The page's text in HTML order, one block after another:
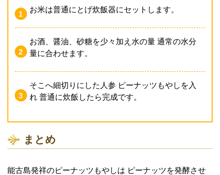
お米は普通にとげ炊飯器にセットします。
お酒、醤油、砂糖を少々加え水の量 通常の水分
量に合わせます。
そこへ細切りにした人参 ピーナッツもやしを入
れ 普通に炊飯したら完成です。
まとめ
能古島発祥のピーナッツもやしは ピーナッツを発酵させ